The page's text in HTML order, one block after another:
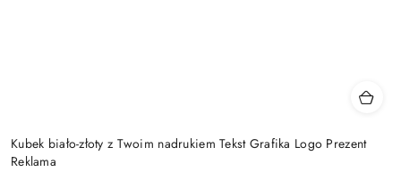
Kubek biało-złoty z Twoim nadrukiem Tekst Grafika Logo Prezent
Reklama